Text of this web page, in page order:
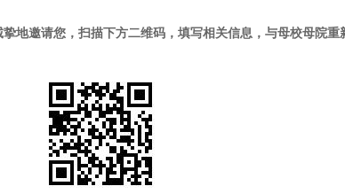
地邀请您，扫描下方二维码，填写相关信息，与母校母院重